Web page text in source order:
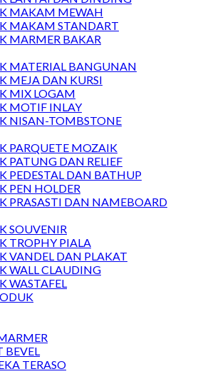
MAKAM MEWAH
MAKAM STANDART
MARMER BAKAR
MATERIAL BANGUNAN
MEJA DAN KURSI
MIX LOGAM
MOTIF INLAY
NISAN-TOMBSTONE
PARQUETE MOZAIK
PATUNG DAN RELIEF
PEDESTAL DAN BATHUP
PEN HOLDER
PRASASTI DAN NAMEBOARD
SOUVENIR
TROPHY PIALA
VANDEL DAN PLAKAT
WALL CLAUDING
WASTAFEL
BEVEL
TERASO